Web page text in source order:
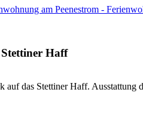
am Peenestrom -
Haff
das Stettiner Haff.